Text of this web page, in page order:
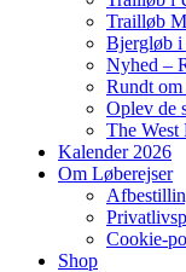
Trailløb
Bjergløb i
Nyhed –
Rundt
Oplev de
The West
Kalender 2026
Om Løberejser
Cookie-
Shop